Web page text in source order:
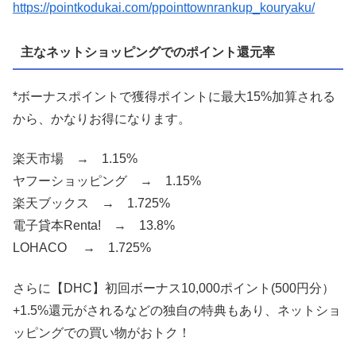
https://pointkodukai.com/ppointtownrankup_kouryaku/
主なネットショッピングでのポイント還元率
*ボーナスポイントで獲得ポイントに最大15%加算される
から、かなりお得になります。
楽天市場 → 1.15%
ヤフーショッピング → 1.15%
楽天ブックス → 1.725%
電子貸本Renta! → 13.8%
LOHACO → 1.725%
さらに【DHC】初回ボーナス10,000ポイント(500円分）
+1.5%還元がされるなどの独自の特典もあり、ネットショ
ッピングでの買い物がおトク！